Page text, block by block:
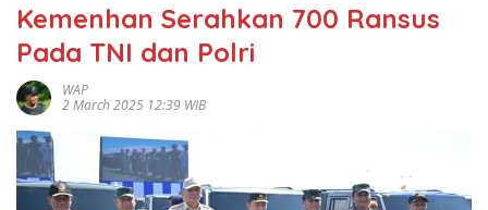
Kemenhan Serahkan 700 Ransus
Pada TNI dan Polri
WAP
2 March 2025 12:39 WIB